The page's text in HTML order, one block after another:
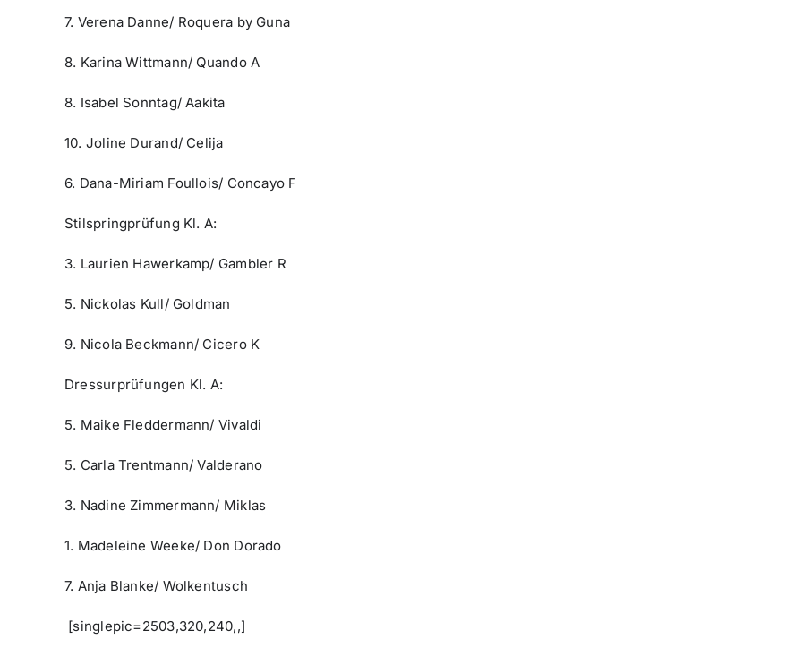
7. Verena Danne/ Roquera by Guna
8. Karina Wittmann/ Quando A
8. Isabel Sonntag/ Aakita
10. Joline Durand/ Celija
6. Dana-Miriam Foullois/ Concayo F
Stilspringprüfung Kl. A:
3. Laurien Hawerkamp/ Gambler R
5. Nickolas Kull/ Goldman
9. Nicola Beckmann/ Cicero K
Dressurprüfungen Kl. A:
5. Maike Fleddermann/ Vivaldi
5. Carla Trentmann/ Valderano
3. Nadine Zimmermann/ Miklas
1. Madeleine Weeke/ Don Dorado
7. Anja Blanke/ Wolkentusch
[singlepic=2503,320,240,,]